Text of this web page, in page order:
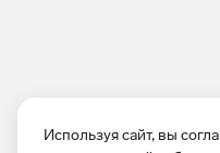
Используя сайт, вы